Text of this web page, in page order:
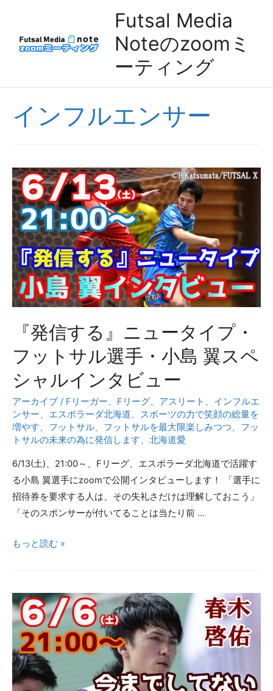
Futsal Media
Noteのzoomミ
ーティング
インフルエンサー
『発信する』ニュータイプ・
フットサル選手・小島 翼スペ
シャルインタビュー
アーカイブ / Fリーガー、 Fリーグ、 アスリート 、 インフルエ
ンサー、 エスポラーダ北海道、 スポーツの力で笑顔の総量を
増やす、 フットサル、 フットサルを最大限楽しみつつ、フッ
トサルの未来の為に発信します、 北海道愛
6/13(土)、21:00～、Fリーグ、エスポラーダ北海道で活躍す
る小島 翼選手にzoomで公開インタビューします！ 「選手に
招待券を要求する人は、その失礼さだけは理解しておこう」
「そのスポンサーが付いてることは当たり前 …
『発
る』
ニ
ュ
ー
タ
イ
もっと読む »